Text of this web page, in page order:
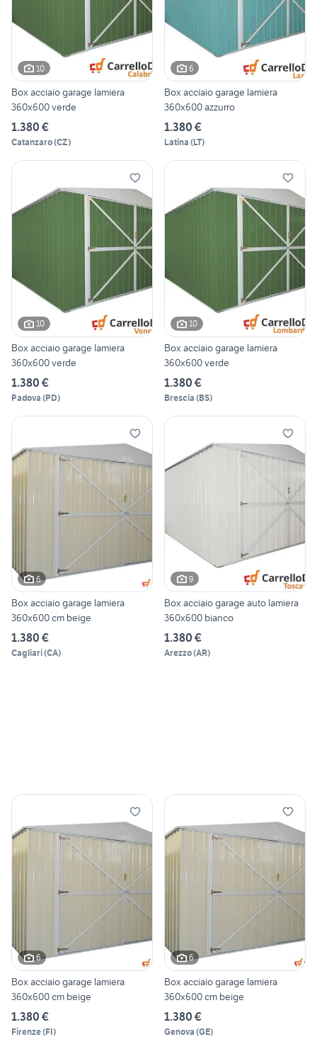
10
Box acciaio garage lamiera
360x600 verde
1.380 €
Catanzaro(CZ)
6
Box acciaio garage lamiera
360x600 azzurro
1.380 €
Latina (LT)
10
Box acciaio garage lamiera
360x600 verde
1.380 €
Padova (PD)
10
Box acciaio garage lamiera
360x600 verde
1.380 €
Brescia (BS)
6
Box acciaio garage lamiera
360x600 cm beige
1.380 €
Cagliari(CA)
9
Box acciaio garage auto lamiera
360x600 bianco
1.380 €
Arezzo(AR)
6
Box acciaio garage lamiera
360x600 cm beige
1.380 €
Firenze(FI)
6
Box acciaio garage lamiera
360x600 cm beige
1.380 €
Genova (GE)